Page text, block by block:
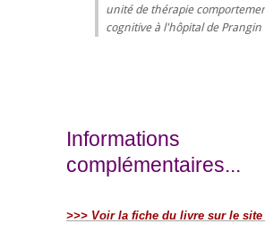
unité de thérapie
cognitive à l'hôpital de Prangin
Informations
complémentaires...
>>> Voir la fiche du livre sur le